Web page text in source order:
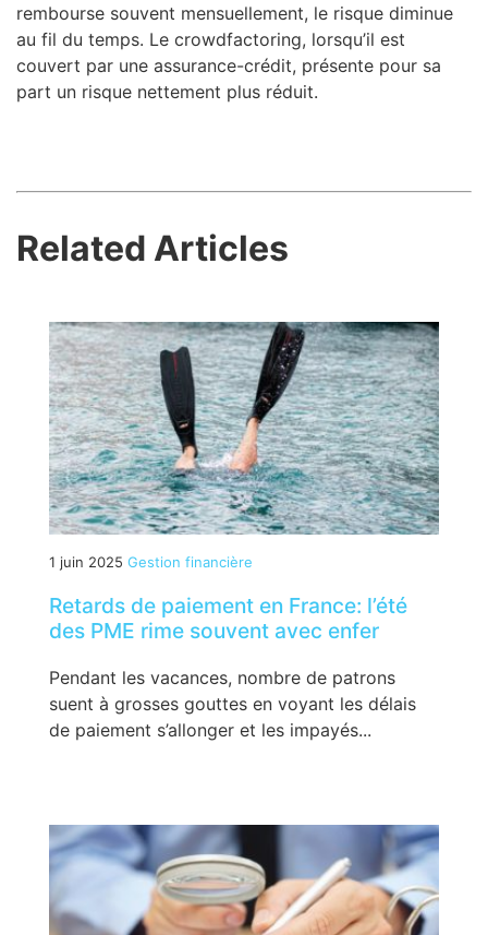
rembourse souvent mensuellement, le risque diminue
au fil du temps. Le crowdfactoring, lorsqu’il est
couvert par une assurance-crédit, présente pour sa
part un risque nettement plus réduit.
Related Articles
1 juin 2025 Gestion financière
Retards de paiement en France: l’été
des PME rime souvent avec enfer
Pendant les vacances, nombre de patrons
suent à grosses gouttes en voyant les délais
de paiement s’allonger et les impayés...